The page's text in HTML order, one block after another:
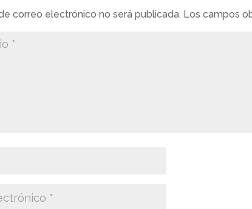
correo electrónico no será publicada. Los campos